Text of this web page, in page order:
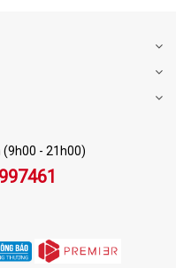
(9h00 - 21h00)